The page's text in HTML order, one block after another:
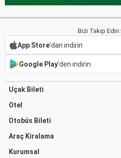
Bizi Takip Edin:
App Store'dan indirin
Google Play'den indirin
Uçak Bileti
Otel
Otobüs Bileti
Araç Kiralama
Kurumsal